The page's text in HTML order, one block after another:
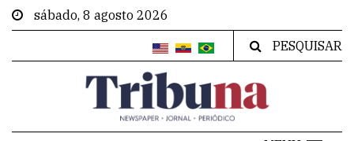
sábado, 8 agosto 2026
PESQUISAR